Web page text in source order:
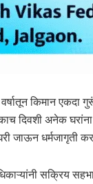
किमान एकदा
दिवशी अनेक
जाऊन धर्मजागृती
सक्रिय